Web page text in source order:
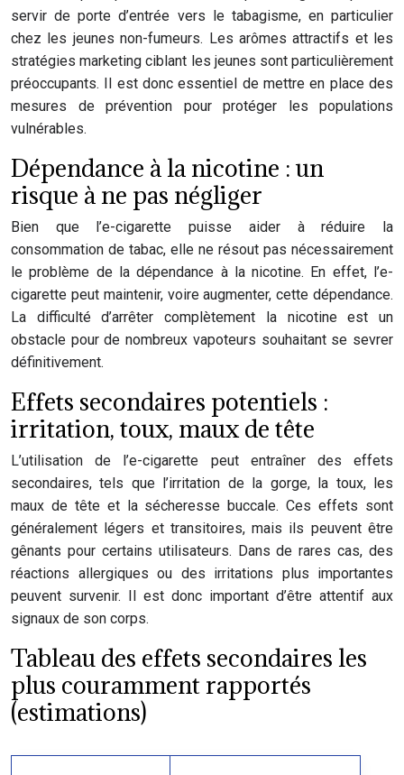
servir de porte d’entrée vers le tabagisme, en particulier
chez les jeunes non-fumeurs. Les arômes attractifs et les
stratégies marketing ciblant les jeunes sont particulièrement
préoccupants. Il est donc essentiel de mettre en place des
mesures de prévention pour protéger les populations
vulnérables.
Dépendance à la nicotine : un
risque à ne pas négliger
Bien que l’e-cigarette puisse aider à réduire la
consommation de tabac, elle ne résout pas nécessairement
le problème de la dépendance à la nicotine. En effet, l’e-
cigarette peut maintenir, voire augmenter, cette dépendance.
La difficulté d’arrêter complètement la nicotine est un
obstacle pour de nombreux vapoteurs souhaitant se sevrer
définitivement.
Effets secondaires potentiels :
irritation, toux, maux de tête
L’utilisation de l’e-cigarette peut entraîner des effets
secondaires, tels que l’irritation de la gorge, la toux, les
maux de tête et la sécheresse buccale. Ces effets sont
généralement légers et transitoires, mais ils peuvent être
gênants pour certains utilisateurs. Dans de rares cas, des
réactions allergiques ou des irritations plus importantes
peuvent survenir. Il est donc important d’être attentif aux
signaux de son corps.
Tableau des effets secondaires les
plus couramment rapportés
(estimations)